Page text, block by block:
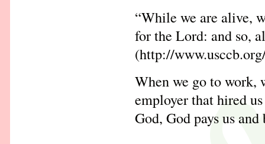
“While we are alive,
for the Lord: and so,
(http://
When we go to work,
employer that hired
God, God pays us